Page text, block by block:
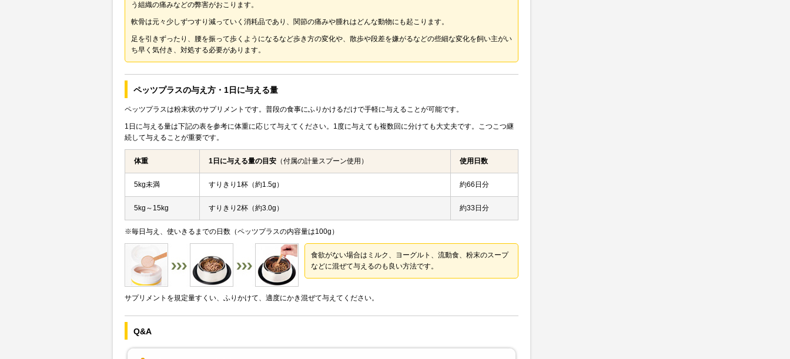
う組織の痛みなどの弊害がおこります。
軟骨は元々少しずつすり減っていく消耗品であり、関節の痛みや腫れはどんな動物にも起こります。
足を引きずったり、腰を振って歩くようになるなど歩き方の変化や、散歩や段差を嫌がるなどの些細な変化を飼い主がい
ち早く気付き、対処する必要があります。
ペッツプラスの与え方・1日に与える量
ペッツプラスは粉末状のサプリメントです。普段の食事にふりかけるだけで手軽に与えることが可能です。
1日に与える量は下記の表を参考に体重に応じて与えてください。1度に与えても複数回に分けても大丈夫です。こつこつ継
続して与えることが重要です。
体重 1日に与える量の目安 （付属の計量スプーン使用） 使用日数
5kg未満 すりきり1杯（約1.5g） 約66日分
5kg～15kg すりきり2杯（約3.0g） 約33日分
※毎日与え、使いきるまでの日数（ペッツプラスの内容量は100g）
食欲がない場合はミルク、ヨーグルト、流動食、粉末のスープ
などに混ぜて与えるのも良い方法です。
サプリメントを規定量すくい、ふりかけて、適度にかき混ぜて与えてください。
Q&A